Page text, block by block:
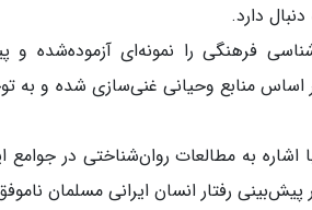
دارد.
فرهنگی را نمونه‌ای آزموده‌شده و
اساس منابع وحیانی غنی‌سازی شده و به
اشاره به مطالعات روان‌شناختی در
پیش‌بینی رفتار انسان ایرانی مسلمان